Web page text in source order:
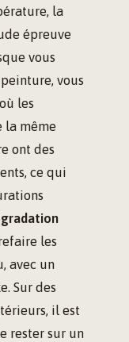
la
épreuve
vous
vous
les
la même
ont des
ce qui
les
avec un
Sur des
il est
rester sur un